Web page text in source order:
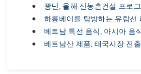
꽝닌, 올해 신농촌건설 프로
하롱베이를 탐방하는 유람선
베트남 특선 음식, 아시아 음
베트남산 제품, 태국시장 진출